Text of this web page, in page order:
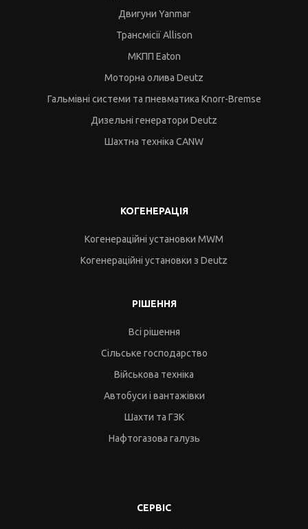
Двигуни Yanmar
Трансмісії Allison
МКПП Eaton
Моторна олива Deutz
Гальмівні системи та пневматика Knorr-Bremse
Дизельні генератори Deutz
Шахтна техніка CANW
КОГЕНЕРАЦІЯ
Когенераційні установки MWM
Когенераційні установки з Deutz
РІШЕННЯ
Всі рішення
Сільське господарство
Військова техніка
Автобуси і вантажівки
Шахти та ГЗК
Нафтогазова галузь
СЕРВІС